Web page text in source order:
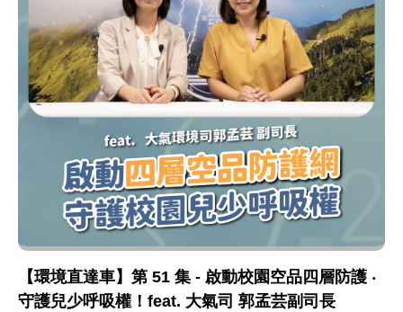
【環境直達車】第 51 集 - 啟動校園空品四層防護 ‧
守護兒少呼吸權！feat. 大氣司 郭孟芸副司長